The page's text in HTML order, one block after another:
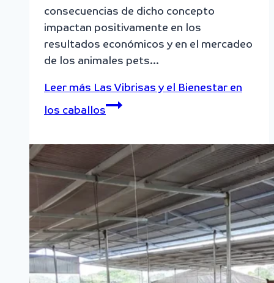
consecuencias de dicho concepto
impactan positivamente en los
resultados económicos y en el mercadeo
de los animales pets…
Leer más Las Vibrisas y el Bienestar en
los caballos